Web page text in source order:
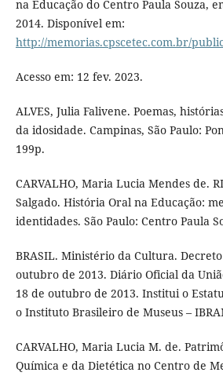
na Educação do Centro Paula Souza,
2014. Disponível em:
http://memorias.cpscetec.com.br/
Acesso em: 12 fev. 2023.
ALVES, Julia Falivene. Poemas,
da idosidade. Campinas, São Paulo:
199p.
CARVALHO, Maria Lucia Mendes de.
Salgado. História Oral na Educação:
identidades. São Paulo: Centro Paula
BRASIL. Ministério da Cultura.
outubro de 2013. Diário Oficial da
18 de outubro de 2013. Institui o
o Instituto Brasileiro de Museus –
CARVALHO, Maria Lucia M. de.
Química e da Dietética no Centro de